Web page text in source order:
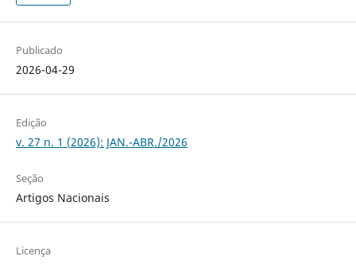
Publicado
2026-04-29
Edição
v. 27 n. 1 (2026): JAN.-ABR./2026
Seção
Artigos Nacionais
Licença